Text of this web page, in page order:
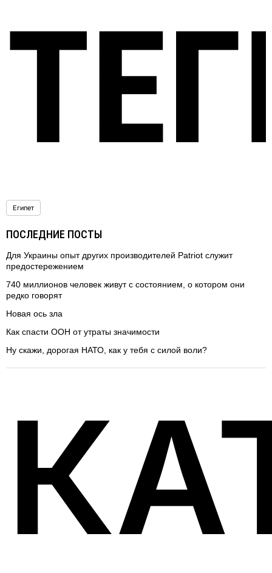
Египет
ПОСЛЕДНИЕ ПОСТЫ
Для Украины опыт других производителей Patriot служит
предостережением
740 миллионов человек живут с состоянием, о котором они
редко говорят
Новая ось зла
Как спасти ООН от утраты значимости
Ну скажи, дорогая НАТО, как у тебя с силой воли?